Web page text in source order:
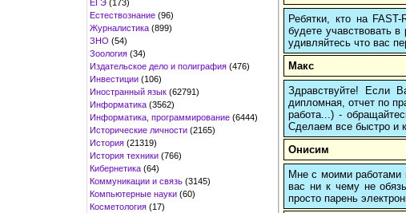
ЕГЭ (173)
Естествознание (96)
Журналистика (899)
ЗНО (54)
Зоология (34)
Издательское дело и полиграфия (476)
Инвестиции (106)
Иностранный язык (62791)
Информатика (3562)
Информатика, программирование (6444)
Исторические личности (2165)
История (21319)
История техники (766)
Кибернетика (64)
Коммуникации и связь (3145)
Компьютерные науки (60)
Косметология (17)
Ребятки, кто на
будете учавствовать
удивляйтесь что вас
Макс
Здравствуйте! Если
дипломная, отчет по
работа...) -
Сделаем все быстро и
Онисим
Мне с моими работами
вас ни к чему не
просто парень